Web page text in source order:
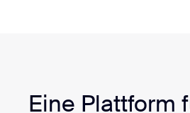
Eine Plattform